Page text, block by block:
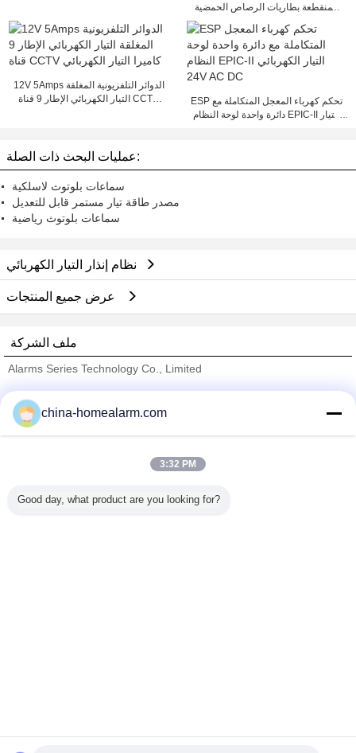
المنقطعة بطاريات الرصاص الحمضية
12V 5Amps الدوائر التلفزيونية المغلقة
التيار الكهربائي الإطار 9 قناة CCTV
ESP تحكم كهرباء المعجل المتكاملة مع
دائرة واحدة لوحة النظام EPIC-II التيار
عمليات البحث ذات الصلة:
سماعات بلوتوث لاسلكية
مصدر طاقة تيار مستمر قابل للتعديل
سماعات بلوتوث رياضية
نظام إنذار التيار الكهربائي
ملف الشركة
Alarms Series Technology Co., Limited
Trust Seal
Verified Suplier
جميع المنتجات
china-homealarm.com
3:32 PM
Good day, what product are you looking for?